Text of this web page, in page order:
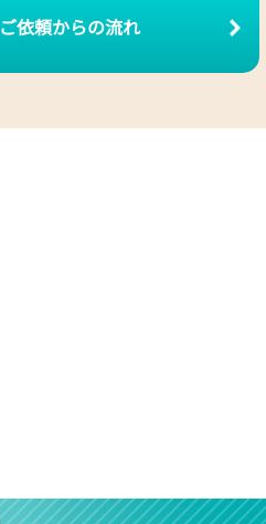
ご依頼からの流れ